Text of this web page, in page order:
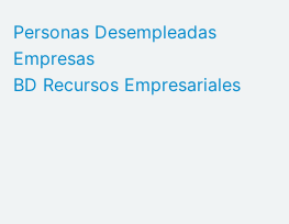
Personas Desempleadas
Empresas
BD Recursos Empresariales